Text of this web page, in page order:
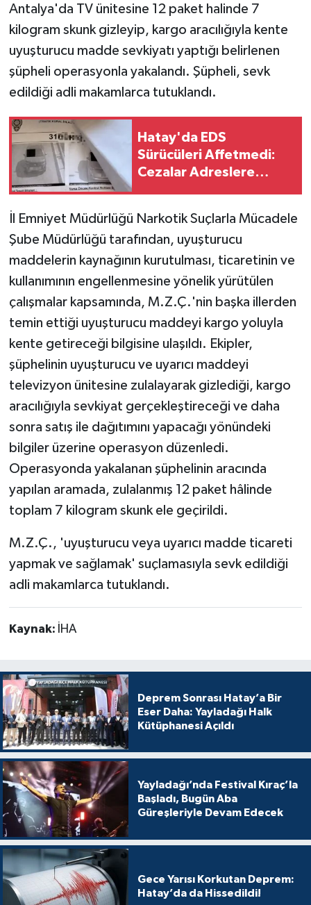
Antalya'da TV ünitesine 12 paket halinde 7
kilogram skunk gizleyip, kargo aracılığıyla kente
uyuşturucu madde sevkiyatı yaptığı belirlenen
şüpheli operasyonla yakalandı. Şüpheli, sevk
edildiği adli makamlarca tutuklandı.
Hatay'da EDS
Sürücüleri Affetmedi:
Cezalar Adreslere
İl Emniyet Müdürlüğü Narkotik Suçlarla Mücadele
Şube Müdürlüğü tarafından, uyuşturucu
maddelerin kaynağının kurutulması, ticaretinin ve
kullanımının engellenmesine yönelik yürütülen
çalışmalar kapsamında, M.Z.Ç.'nin başka illerden
temin ettiği uyuşturucu maddeyi kargo yoluyla
kente getireceği bilgisine ulaşıldı. Ekipler,
şüphelinin uyuşturucu ve uyarıcı maddeyi
televizyon ünitesine zulalayarak gizlediği, kargo
aracılığıyla sevkiyat gerçekleştireceği ve daha
sonra satış ile dağıtımını yapacağı yönündeki
bilgiler üzerine operasyon düzenledi.
Operasyonda yakalanan şüphelinin aracında
yapılan aramada, zulalanmış 12 paket hâlinde
toplam 7 kilogram skunk ele geçirildi.
M.Z.Ç., 'uyuşturucu veya uyarıcı madde ticareti
yapmak ve sağlamak' suçlamasıyla sevk edildiği
adli makamlarca tutuklandı.
Kaynak: İHA
Deprem Sonrası Hatay’a Bir
Eser Daha: Yayladağı Halk
Kütüphanesi Açıldı
Yayladağı’nda Festival Kıraç’la
Başladı, Bugün Aba
Güreşleriyle Devam Edecek
Gece Yarısı Korkutan Deprem:
Hatay’da da Hissedildi!